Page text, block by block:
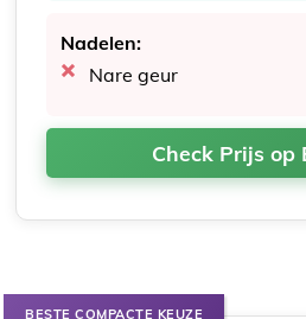
Nadelen:
Nare geur
Check Prijs op
BESTE COMPACTE KEUZE